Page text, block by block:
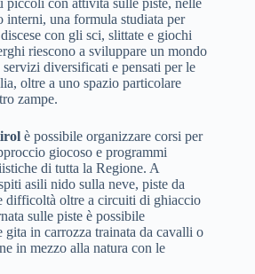
piccoli con attività sulle piste, nelle
interni, una formula studiata per
con gli sci, slittate e giochi
riescono a sviluppare un mondo
diversificati e pensati per le
oltre a uno spazio particolare
zampe.
è possibile organizzare corsi per
giocoso e programmi
di tutta la Regione. A
asili nido sulla neve, piste da
difficoltà oltre a circuiti di ghiaccio
sulle piste è possibile
gita in carrozza trainata da cavalli o
in mezzo alla natura con le